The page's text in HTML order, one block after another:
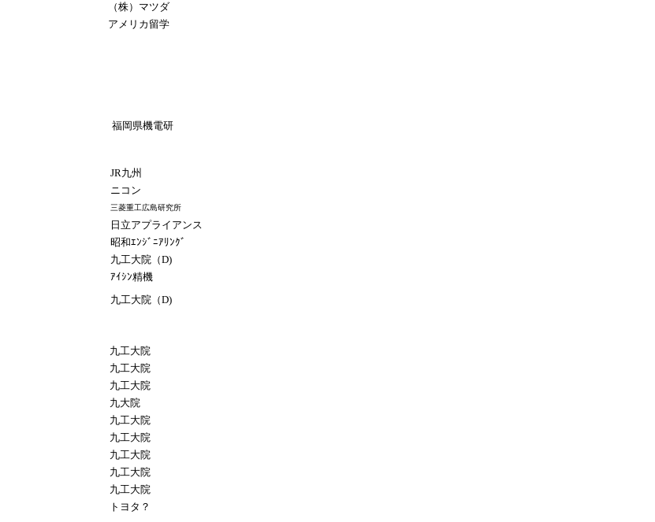
（株）マツダ
アメリカ留学
福岡県機電研
JR九州
ニコン
三菱重工広島研究所
日立アプライアンス
昭和ｴﾝｼﾞﾆｱﾘﾝｸﾞ
九工大院（D)
ｱｲｼﾝ精機
九工大院（D)
九工大院
九工大院
九工大院
九大院
九工大院
九工大院
九工大院
九工大院
九工大院
トヨタ？